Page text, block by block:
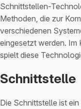
Schnittstellen-
Methoden, die zur
verschiedenen
eingesetzt werden. Im
spielt diese
Schnittstelle
Die Schnittstelle ist